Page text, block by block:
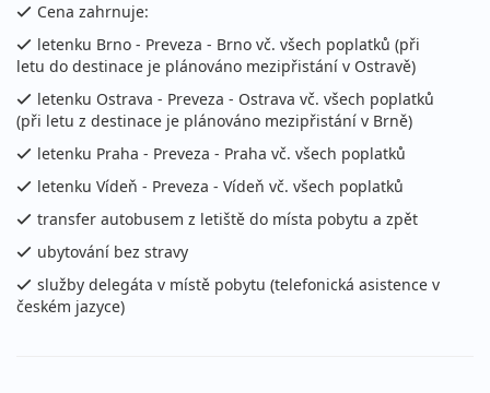
cena za 15 dní (14 nocí)
15.08. - 22.08.2026
sobota - sobota
letecky (Praha)
29 290 Kč
vyprodáno
15.08. - 22.08.2026
sobota - sobota
vlastní
29 290 Kč
cena za 8 dní (7 nocí) vyprodáno
Cena zahrnuje:
letenku Brno - Preveza - Brno vč. všech poplatků (při
letu do destinace je plánováno mezipřistání v Ostravě)
letenku Ostrava - Preveza - Ostrava vč. všech poplatků
(při letu z destinace je plánováno mezipřistání v Brně)
letenku Praha - Preveza - Praha vč. všech poplatků
letenku Vídeň - Preveza - Vídeň vč. všech poplatků
transfer autobusem z letiště do místa pobytu a zpět
ubytování bez stravy
služby delegáta v místě pobytu (telefonická asistence v
českém jazyce)